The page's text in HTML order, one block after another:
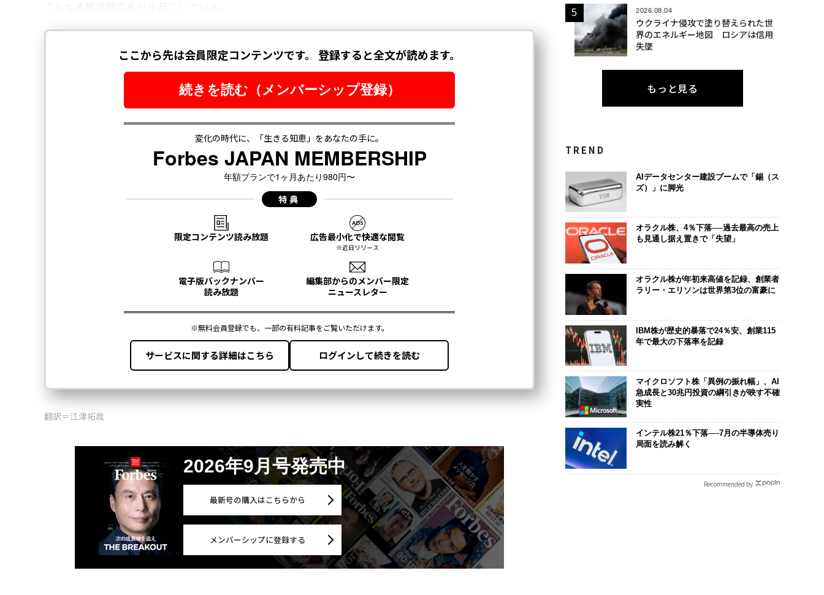
翻訳＝江津拓哉
2026年9月号発売中
最新号の購入はこちらから
メンバーシップに登録する
2026.08.04
ウクライナ侵攻で塗り替えられた世
界のエネルギー地図 ロシアは信用
失墜
もっと見る
TREND
AIデータセンター建設ブームで「錫（ス
ズ）」に脚光
オラクル株、4％下落──過去最高の売上
も見通し据え置きで「失望」
オラクル株が年初来高値を記録、創業者
ラリー・エリソンは世界第3位の富豪に
IBM株が歴史的暴落で24％安、創業115
年で最大の下落率を記録
マイクロソフト株「異例の振れ幅」、AI
急成長と30兆円投資の綱引きが映す不確
実性
インテル株21％下落──7月の半導体売り
局面を読み解く
Recommended by